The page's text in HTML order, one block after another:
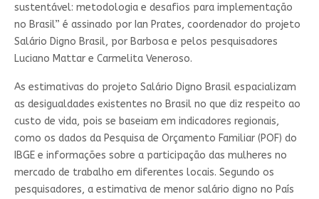
sustentável: metodologia e desafios para implementação
no Brasil” é assinado por Ian Prates, coordenador do projeto
Salário Digno Brasil, por Barbosa e pelos pesquisadores
Luciano Mattar e Carmelita Veneroso.
As estimativas do projeto Salário Digno Brasil espacializam
as desigualdades existentes no Brasil no que diz respeito ao
custo de vida, pois se baseiam em indicadores regionais,
como os dados da Pesquisa de Orçamento Familiar (POF) do
IBGE e informações sobre a participação das mulheres no
mercado de trabalho em diferentes locais. Segundo os
pesquisadores, a estimativa de menor salário digno no País